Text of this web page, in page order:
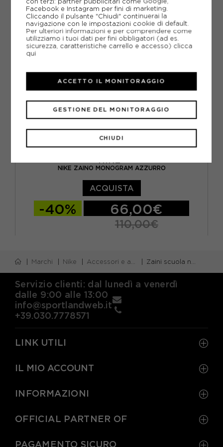
NIKE ZAINO MONOGRAM AZZURRO
ACQUISTA
-40% 66,00€
110,00€
Marchi Nike Accessori e attrezzatura nike Zaini scuola nike
Servizio clienti: dal lunedì a venerdì
dalle 9:00 alle 13:00
info@sportlandweb.it
+39.030.7778571
LINK UTILI
IL MIO ACCOUNT
INFORMAZIONI
OFFICIAL PARTNER OF
PAGAMENTO SICURO
Facebook e Instagram per fini di marketing.
Cliccando il pulsante "Chiudi" continuerai la
navigazione con le impostazioni cookie di default.
Per ulteriori informazioni e per comprendere come
utilizziamo i tuoi dati per fini obbligatori (ad es.
sicurezza, caratteristiche carrello e accesso) clicca
qui
CHIUDI
GESTIONE DEL MONITORAGGIO
ACCETTO IL MONITORAGGIO